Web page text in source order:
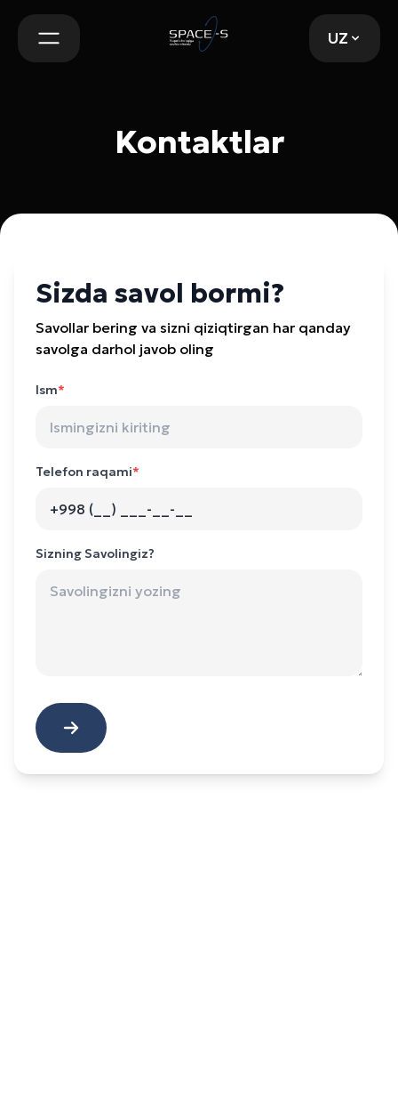
UZ
Kontaktlar
Sizda savol bormi?
Savollar bering va sizni qiziqtirgan har qanday
savolga darhol javob oling
Ism*
Telefon raqami*
Sizning Savolingiz?